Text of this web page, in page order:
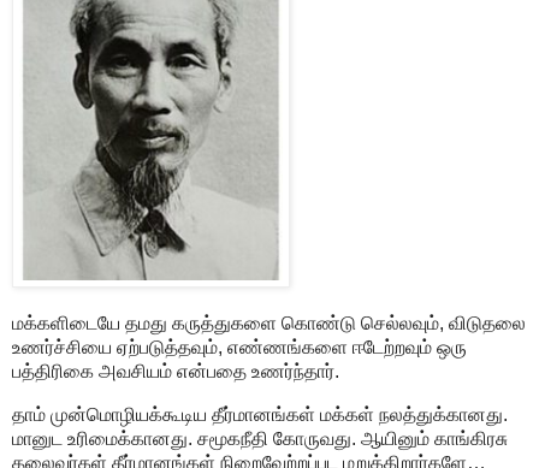
மக்களிடையே தமது கருத்துகளை கொண்டு செல்லவும், விடுதலை
உணர்ச்சியை ஏற்படுத்தவும், எண்ணங்களை ஈடேற்றவும் ஒரு
பத்திரிகை அவசியம் என்பதை உணர்ந்தார்.
தாம் முன்மொழியக்கூடிய தீர்மானங்கள் மக்கள் நலத்துக்கானது.
மானுட உரிமைக்கானது. சமூகநீதி கோருவது. ஆயினும் காங்கிரசு
தலைவர்கள் தீர்மானங்கள் நிறைவேற்றப்பட மறுக்கிறார்களே…